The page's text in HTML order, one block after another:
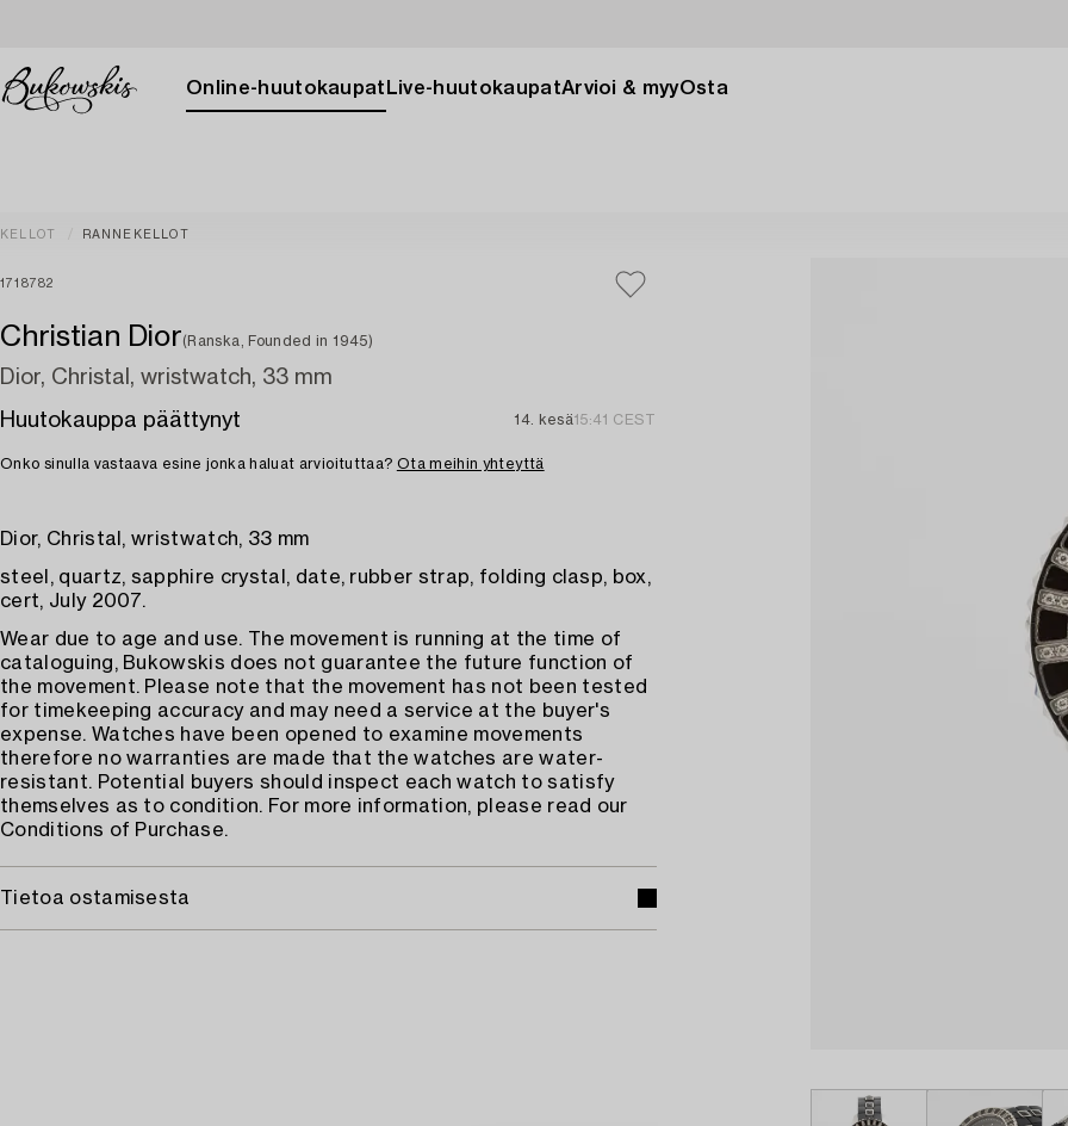
Online-huutokaupat Live-huutokaupatArvioi & myyOsta
KELLOT RANNEKELLOT
1718782
Christian Dior(Ranska, Founded in 1945)
Dior, Christal, wristwatch, 33 mm
Huutokauppa päättynyt
14. kesä15:41 CEST
Onko sinulla vastaava esine jonka haluat arvioituttaa? Ota meihin yhteyttä
Dior, Christal, wristwatch, 33 mm
steel, quartz, sapphire crystal, date, rubber strap, folding clasp, box,
cert, July 2007.
Wear due to age and use. The movement is running at the time of
cataloguing, Bukowskis does not guarantee the future function of
the movement. Please note that the movement has not been tested
for timekeeping accuracy and may need a service at the buyer's
expense. Watches have been opened to examine movements
therefore no warranties are made that the watches are water-
resistant. Potential buyers should inspect each watch to satisfy
themselves as to condition. For more information, please read our
Conditions of Purchase.
Tietoa ostamisesta